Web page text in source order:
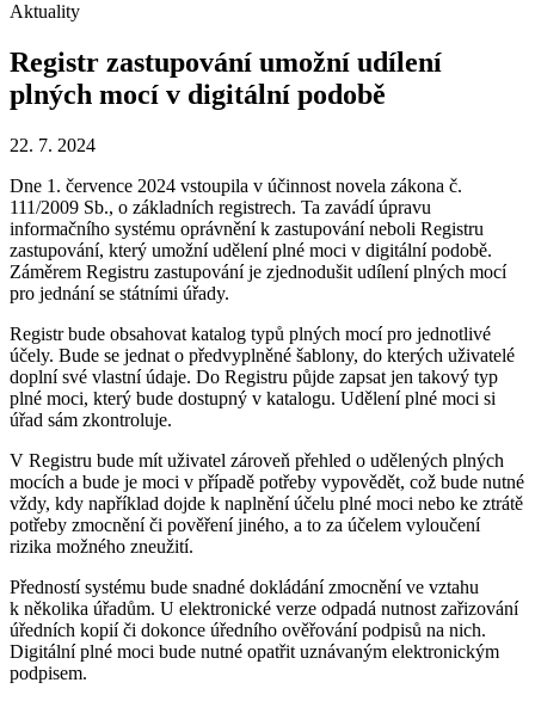
Aktuality
Registr zastupování umožní udílení
plných mocí v digitální podobě
22. 7. 2024
Dne 1. července 2024 vstoupila v účinnost novela zákona č.
111/2009 Sb., o základních registrech. Ta zavádí úpravu
informačního systému oprávnění k zastupování neboli Registru
zastupování, který umožní udělení plné moci v digitální podobě.
Záměrem Registru zastupování je zjednodušit udílení plných mocí
pro jednání se státními úřady.
Registr bude obsahovat katalog typů plných mocí pro jednotlivé
účely. Bude se jednat o předvyplněné šablony, do kterých uživatelé
doplní své vlastní údaje. Do Registru půjde zapsat jen takový typ
plné moci, který bude dostupný v katalogu. Udělení plné moci si
úřad sám zkontroluje.
V Registru bude mít uživatel zároveň přehled o udělených plných
mocích a bude je moci v případě potřeby vypovědět, což bude nutné
vždy, kdy například dojde k naplnění účelu plné moci nebo ke ztrátě
potřeby zmocnění či pověření jiného, a to za účelem vyloučení
rizika možného zneužití.
Předností systému bude snadné dokládání zmocnění ve vztahu
k několika úřadům. U elektronické verze odpadá nutnost zařizování
úředních kopií či dokonce úředního ověřování podpisů na nich.
Digitální plné moci bude nutné opatřit uznávaným elektronickým
podpisem.